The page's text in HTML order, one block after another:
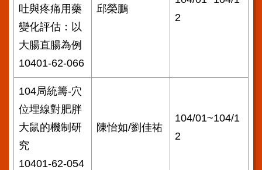
吐與疼痛用藥
變化評估：以
大腸直腸為例
10401-62-066
邱榮鵬
2
104局統籌-穴
位埋線對肥胖
大鼠的機制研
究
10401-62-054
陳怡如/劉佳祐
104/01~104/1
2